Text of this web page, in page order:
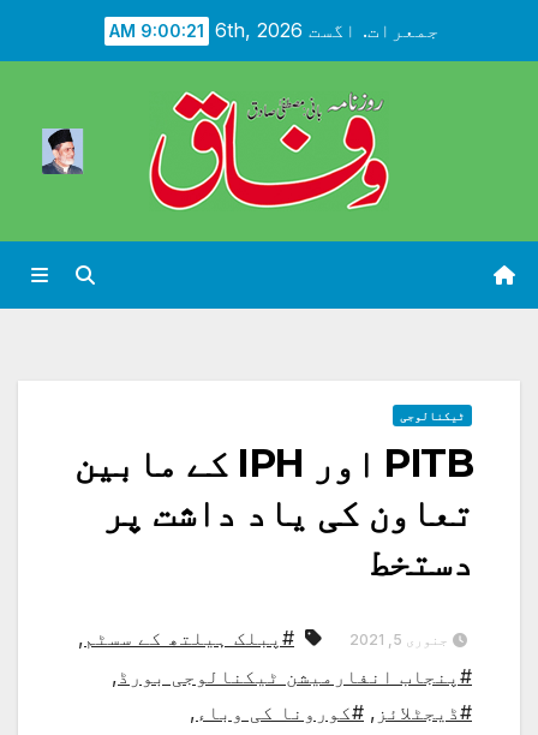
جمعرات. اگست 6th, 2026 9:00:22 AM
ٹیکنالوجی
PITB اور IPH کے مابین
تعاون کی یاد داشت پر
دستخط
جنوری 5, 2021 #پبلک ہیلتھ کے سسٹم ,
#پنجاب انفارمیشن ٹیکنالوجی بورڈ,
#ڈیجٹلائز , #کورونا کی وباء ,